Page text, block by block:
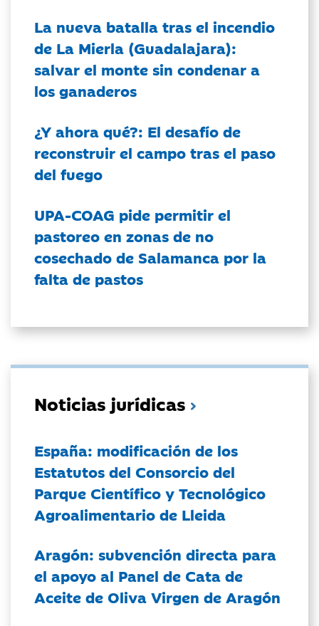
La nueva batalla tras el incendio
de La Mierla (Guadalajara):
salvar el monte sin condenar a
los ganaderos
¿Y ahora qué?: El desafío de
reconstruir el campo tras el paso
del fuego
UPA-COAG pide permitir el
pastoreo en zonas de no
cosechado de Salamanca por la
falta de pastos
Noticias jurídicas
España: modificación de los
Estatutos del Consorcio del
Parque Científico y Tecnológico
Agroalimentario de Lleida
Aragón: subvención directa para
el apoyo al Panel de Cata de
Aceite de Oliva Virgen de Aragón